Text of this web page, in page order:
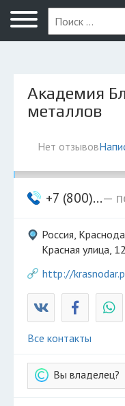
Краснодар
Академия
металлов
Нет отзывов
+7 (800)...—
Россия,
Красная улица,
http://
Все контакты
Вы владелец?